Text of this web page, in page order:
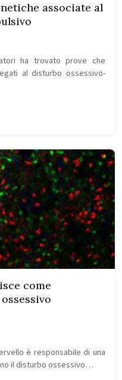
associate al
ha trovato prove che
al disturbo ossessivo-
come
è responsabile di una
il disturbo ossessivo…